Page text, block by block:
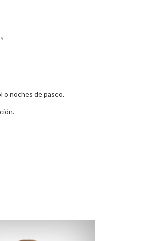
o noches de paseo.